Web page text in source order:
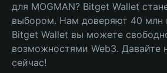
для MOGMAN? Bitget Wallet
выбором. Нам доверяют 40 млн
Bitget Wallet вы можете
возможностями Web3. Давайте
сейчас!